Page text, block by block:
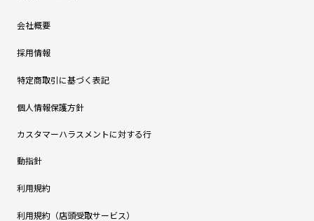
会社概要
採用情報
特定商取引に基づく表記
個人情報保護方針
カスタマーハラスメントに対する行
動指針
利用規約
利用規約（店頭受取サービス）